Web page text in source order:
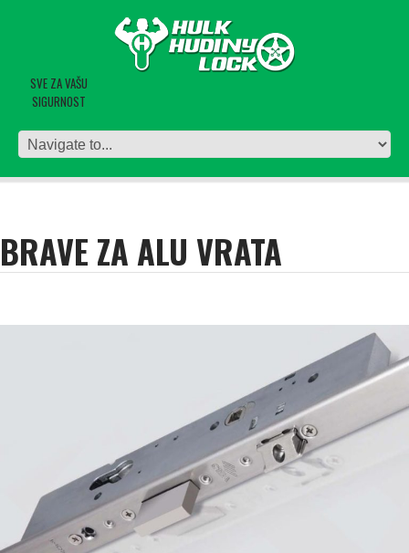
SVE ZA VAŠU
SIGURNOST
BRAVE ZA ALU VRATA